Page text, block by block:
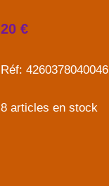
20 €
Réf: 4260378040046
8 articles en stock